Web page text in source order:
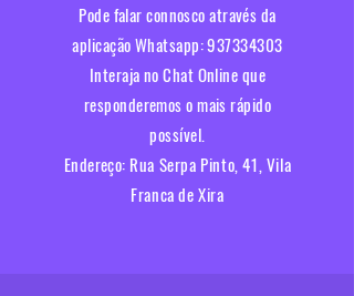
Pode falar connosco através da
aplicação Whatsapp:937334303
Interaja no Chat Online que
responderemos o mais rápido
possível.​
Endereço: Rua Serpa Pinto, 41, Vila
Franca de Xira